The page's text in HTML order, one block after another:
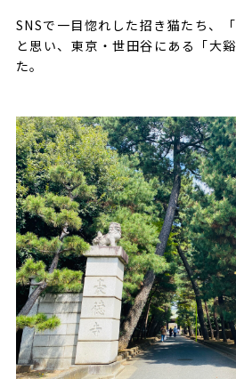
SNSで一目惚れした招き猫たち、
と思い、東京・世田谷にある「大
た。